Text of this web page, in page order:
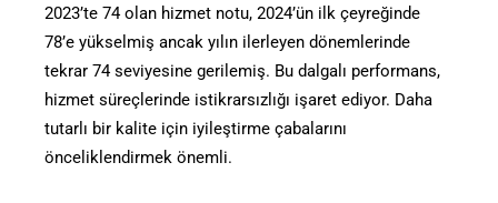
2023’te 74 olan hizmet notu, 2024’ün ilk çeyreğinde
78’e yükselmiş ancak yılın ilerleyen dönemlerinde
tekrar 74 seviyesine gerilemiş. Bu dalgalı performans,
hizmet süreçlerinde istikrarsızlığı işaret ediyor. Daha
tutarlı bir kalite için iyileştirme çabalarını
önceliklendirmek önemli.